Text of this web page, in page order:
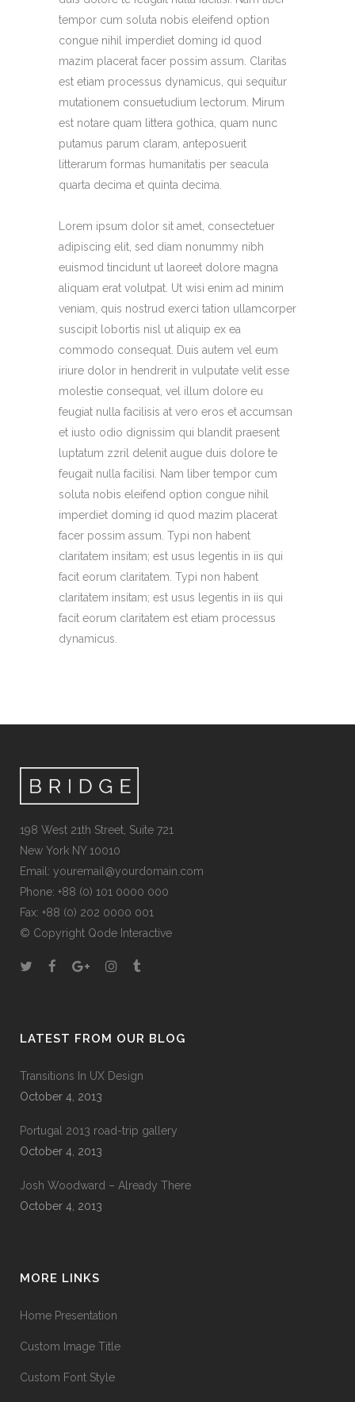
tempor cum soluta nobis eleifend option
congue nihil imperdiet doming id quod
mazim placerat facer possim assum. Claritas
est etiam processus dynamicus, qui sequitur
mutationem consuetudium lectorum. Mirum
est notare quam littera gothica, quam nunc
putamus parum claram, anteposuerit
litterarum formas humanitatis per seacula
quarta decima et quinta decima.
Lorem ipsum dolor sit amet, consectetuer
adipiscing elit, sed diam nonummy nibh
euismod tincidunt ut laoreet dolore magna
aliquam erat volutpat. Ut wisi enim ad minim
veniam, quis nostrud exerci tation ullamcorper
suscipit lobortis nisl ut aliquip ex ea
commodo consequat. Duis autem vel eum
iriure dolor in hendrerit in vulputate velit esse
molestie consequat, vel illum dolore eu
feugiat nulla facilisis at vero eros et accumsan
et iusto odio dignissim qui blandit praesent
luptatum zzril delenit augue duis dolore te
feugait nulla facilisi. Nam liber tempor cum
soluta nobis eleifend option congue nihil
imperdiet doming id quod mazim placerat
facer possim assum. Typi non habent
claritatem insitam; est usus legentis in iis qui
facit eorum claritatem. Typi non habent
claritatem insitam; est usus legentis in iis qui
facit eorum claritatem est etiam processus
dynamicus.
198 West 21th Street, Suite 721
New York NY 10010
Email: youremail@yourdomain.com
Phone: +88 (0) 101 0000 000
Fax: +88 (0) 202 0000 001
© Copyright Qode Interactive
LATEST FROM OUR BLOG
Transitions In UX Design
October 4, 2013
Portugal 2013 road-trip gallery
October 4, 2013
Josh Woodward – Already There
October 4, 2013
MORE LINKS
Home Presentation
Custom Image Title
Custom Font Style